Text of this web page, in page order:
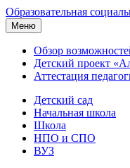
Образовательная
Меню
Обзор
Детский проект
Аттестация
Детский сад
Начальная школа
Школа
НПО и СПО
ВУЗ